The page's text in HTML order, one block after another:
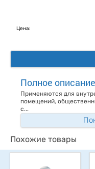
Цена:
Полное описание
Применяются для
помещений,
с...
Похожие товары